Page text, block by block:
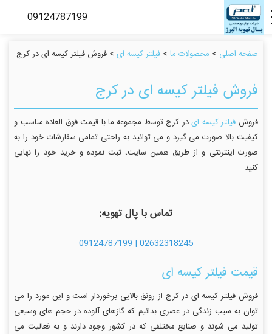
صفحه اصلی > محصولات ما >فیلتر کیسه ای > فروش فیلتر کیسه ای در کرج
فروش فیلتر کیسه ای در کرج
فروش فیلتر کیسه ایدر کرج توسط مجموعه ما با قیمت فوق العاده مناسب و
کیفیت بالا صورت می گیرد و می توانید به راحتی تمامی سفارشات خود را به
صورت اینترنتی و از طریق همین سایت، ثبت نموده و خرید خود را نهایی
کنید.
تماس با پال تهویه:
02632318245 | 09124787199
قیمت فیلتر کیسه ای
فروش فیلتر کیسه ای در کرج از رونق بالایی برخوردار است و این مورد را می
توان به سبب زندگی در عصری بدانیم که گازهای آلوده در حجم های وسیعی
تولید می شوند و صنایع مختلفی که در کشور وجود دارند و به فعالیت می